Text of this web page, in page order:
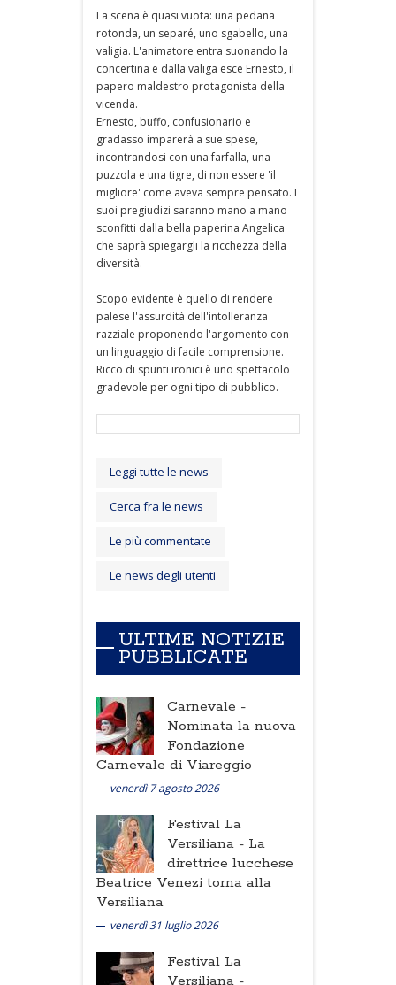
La scena è quasi vuota: una pedana
rotonda, un separé, uno sgabello, una
valigia. L'animatore entra suonando la
concertina e dalla valiga esce Ernesto, il
papero maldestro protagonista della
vicenda.
Ernesto, buffo, confusionario e
gradasso imparerà a sue spese,
incontrandosi con una farfalla, una
puzzola e una tigre, di non essere 'il
migliore' come aveva sempre pensato. I
suoi pregiudizi saranno mano a mano
sconfitti dalla bella paperina Angelica
che saprà spiegargli la ricchezza della
diversità.
Scopo evidente è quello di rendere
palese l'assurdità dell'intolleranza
razziale proponendo l'argomento con
un linguaggio di facile comprensione.
Ricco di spunti ironici è uno spettacolo
gradevole per ogni tipo di pubblico.
Leggi tutte le news
Cerca fra le news
Le più commentate
Le news degli utenti
ULTIME NOTIZIE
PUBBLICATE
Carnevale -
Nominata la nuova
Fondazione
Carnevale di Viareggio
venerdì 7 agosto 2026
Festival La
Versiliana - La
direttrice lucchese
Beatrice Venezi torna alla
Versiliana
venerdì 31 luglio 2026
Festival La
Versiliana -